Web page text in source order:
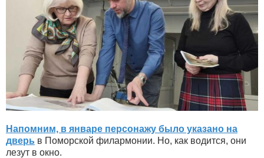
Напомним, в январе персонажу было указано на
дверь в Поморской филармонии. Но, как водится, они
лезут в окно.